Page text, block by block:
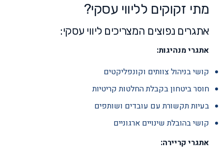
מתי זקוקים לליווי עסקי?
אתגרים נפוצים המצריכים ליווי עסקי:
אתגרי מנהיגות:
קושי בניהול צוותים וקונפליקטים
חוסר ביטחון בקבלת החלטות קריטיות
בעיות תקשורת עם עובדים ושותפים
קושי בהובלת שינויים ארגוניים
אתגרי קריירה: